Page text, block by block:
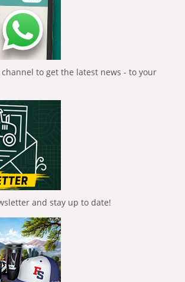
channel to get the latest news - to your
and stay up to date!